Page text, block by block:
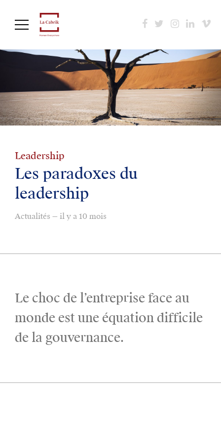
contenu
Leadership
Les paradoxes du
leadership
Actualités — il y a 10 mois
Le choc de l’entreprise face au
monde est une équation difficile
de la gouvernance.